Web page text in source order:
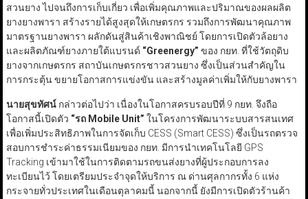
สวนยาง ไปจนถึงการเก็บเกี่ยว เพื่อเพิ่มคุณภาพและปริมาณของผลผลิต
ยางยางพารา สร้างรายได้สูงสุดให้เกษตรกร รวมถึงการพัฒนาคุณภาพ
มาตรฐานยางพารา ผลักดันสู่สินค้าเชิงพาณิชย์ โดยการเปิดตัวล้อยาง
และผลิตภัณฑ์ยางภายใต้แบรนด์ “Greenergy” ของ กยท. ที่ใช้วัตถุดิบ
ยางจากเกษตรกร สถาบันเกษตรกรชาวสวนยาง ซึ่งเป็นส่วนสำคัญใน
การกระตุ้น ขยายโอกาสการแข่งขัน และสร้างมูลค่าเพิ่มให้กับยางพารา
นายสุขทัศน์กล่าวต่อไปว่า เนื่องในโอกาสครบรอบปีที่ 9 กยท. จึงถือ
โอกาสนี้เปิดตัว “รถ Mobile Unit” ในโครงการพัฒนาระบบสารสนเทศ
เพื่อเพิ่มประสิทธิภาพในการจัดเก็บ CESS (Smart CESS) ซึ่งเป็นรถตรวจ
สอบการชำระค่าธรรมเนียมของ กยท. มีการนำเทคโนโลยี GPS
Tracking เข้ามาใช้ในการติดตามรถขนส่งยางที่ผู้ประกอบการลง
ทะเบียนไว้ โดยเตรียมประจำจุดให้บริการ ณ ด่านศุลกากรทั้ง 6 แห่ง
กระจายทั่วประเทศในเดือนตุลาคมนี้ นอกจากนี้ ยังมีการเปิดตัวร้านค้า